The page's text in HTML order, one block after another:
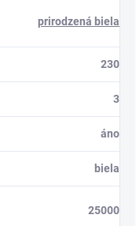
prirodzená biela
230
3
áno
biela
25000